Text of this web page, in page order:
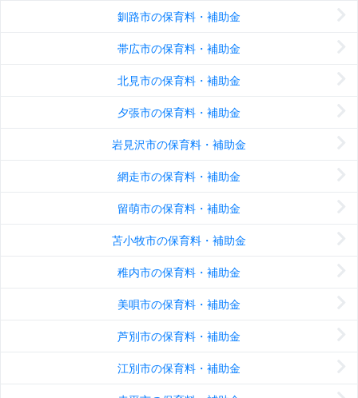
釧路市の保育料・補助金
帯広市の保育料・補助金
北見市の保育料・補助金
夕張市の保育料・補助金
岩見沢市の保育料・補助金
網走市の保育料・補助金
留萌市の保育料・補助金
苫小牧市の保育料・補助金
稚内市の保育料・補助金
美唄市の保育料・補助金
芦別市の保育料・補助金
江別市の保育料・補助金